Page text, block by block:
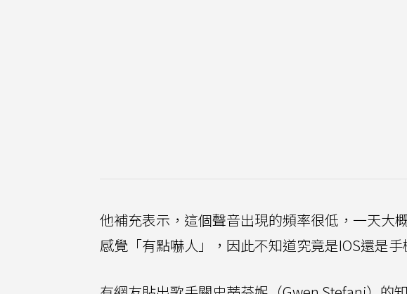
他補充表示，這個聲音出現的頻率很低，一天大
感覺「有點嚇人」，因此不知道究竟是IOS還是手